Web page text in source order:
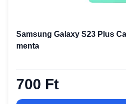
Samsung Galaxy S23 Plus
menta
700 Ft